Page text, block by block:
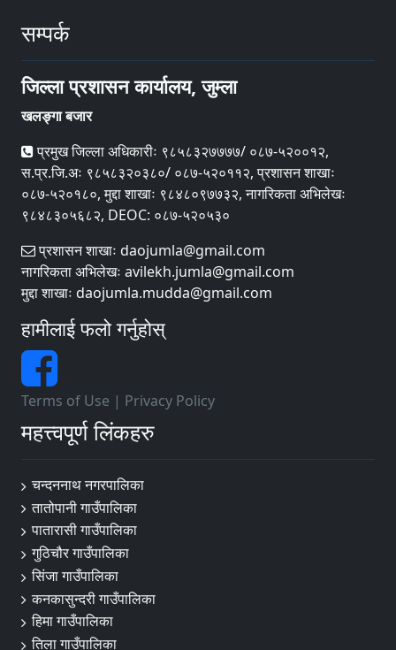
सम्पर्क
जिल्ला प्रशासन कार्यालय, जुम्ला
खलङ्गा बजार
प्रमुख जिल्ला अधिकारीः ९८५८३२७७७७/ ०८७-५२००१२,
स.प्र.जि.अः ९८५८३२०३८०/ ०८७-५२०११२, प्रशासन शाखाः
०८७-५२०१८०, मुद्दा शाखाः ९८४८०९७७३२, नागरिकता अभिलेखः
९८४८३०५६८२, DEOC: ०८७-५२०५३०
प्रशासन शाखाः daojumla@gmail.com
नागरिकता अभिलेखः avilekh.jumla@gmail.com
मुद्दा शाखाः daojumla.mudda@gmail.com
हामीलाई फलो गर्नुहोस्
Terms of Use | Privacy Policy
महत्त्वपूर्ण लिंकहरु
चन्दननाथ नगरपालिका
तातोपानी गाउँपालिका
पातारासी गाउँपालिका
गुठिचौर गाउँपालिका
सिंजा गाउँपालिका
कनकासुन्दरी गाउँपालिका
हिमा गाउँपालिका
तिला गाउँपालिका